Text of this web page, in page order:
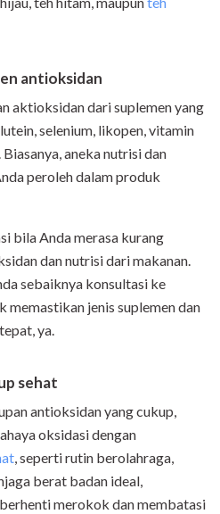
antioksidan
aktioksidan dari suplemen yang
selenium, likopen, vitamin
aneka nutrisi dan
peroleh dalam produk
bila Anda merasa kurang
dan nutrisi dari makanan.
sebaiknya konsultasi ke
jenis suplemen dan
ya.
sehat
antioksidan yang cukup,
oksidasi dengan
, seperti rutin berolahraga,
berat badan ideal,
merokok dan membatasi